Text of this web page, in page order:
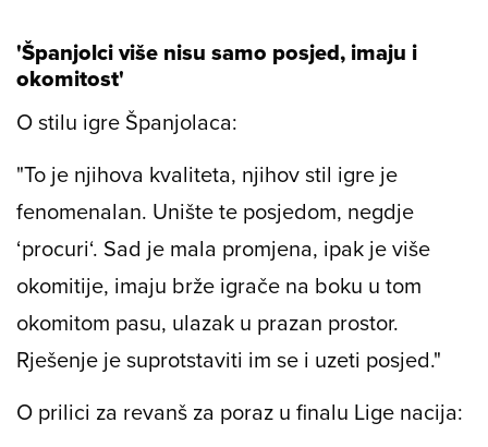
'Španjolci više nisu samo posjed, imaju i
okomitost'
O stilu igre Španjolaca:
"To je njihova kvaliteta, njihov stil igre je
fenomenalan. Unište te posjedom, negdje
‘procuri‘. Sad je mala promjena, ipak je više
okomitije, imaju brže igrače na boku u tom
okomitom pasu, ulazak u prazan prostor.
Rješenje je suprotstaviti im se i uzeti posjed."
O prilici za revanš za poraz u finalu Lige nacija: